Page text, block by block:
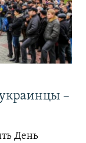
–
День